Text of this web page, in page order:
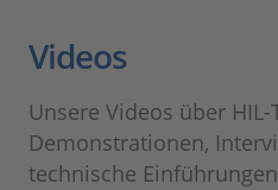
Videos
Unsere Videos über
Demonstrationen,
technische